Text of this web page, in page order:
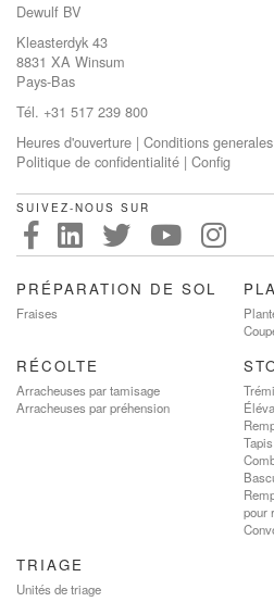
Dewulf BV
Kleasterdyk 43
8831 XA Winsum
Pays-Bas
Tél. +31 517 239 800
Heures d'ouverture | Conditions generales
Politique de confidentialité | Config
SUIVEZ-NOUS SUR
PRÉPARATION DE SOL
Fraises
RÉCOLTE
Arracheuses par tamisage
Arracheuses par préhension
pour
TRIAGE
Unités de triage